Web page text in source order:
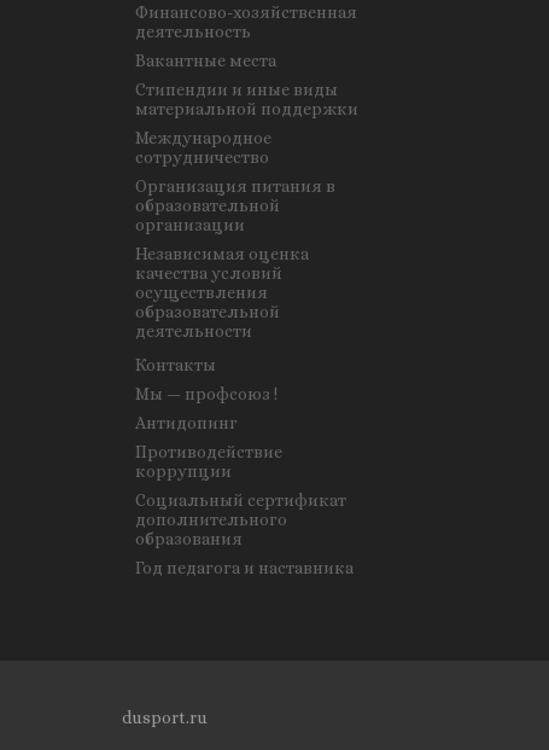
Финансово-хозяйственная
деятельность
Вакантные места
Стипендии и иные виды
материальной поддержки
Международное
сотрудничество
Организация питания в
образовательной
организации
Независимая оценка
качества условий
осуществления
образовательной
деятельности
Контакты
Мы — профсоюз !
Антидопинг
Противодействие
коррупции
Социальный сертификат
дополнительного
образования
Год педагога и наставника
dusport.ru